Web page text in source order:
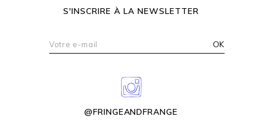
S'INSCRIRE À LA NEWSLETTER
@FRINGEANDFRANGE